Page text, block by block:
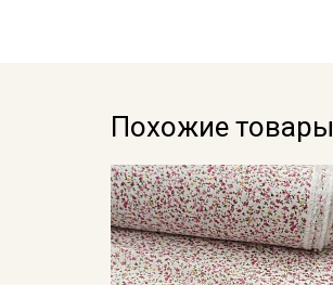
Похожие товары